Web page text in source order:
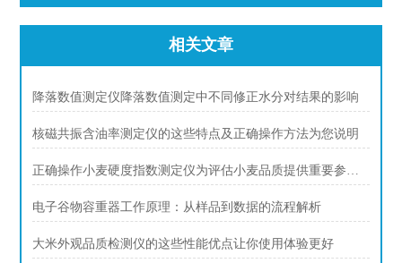
相关文章
降落数值测定仪降落数值测定中不同修正水分对结果的影响
核磁共振含油率测定仪的这些特点及正确操作方法为您说明
正确操作小麦硬度指数测定仪为评估小麦品质提供重要参考依据
电子谷物容重器工作原理：从样品到数据的流程解析
大米外观品质检测仪的这些性能优点让你使用体验更好